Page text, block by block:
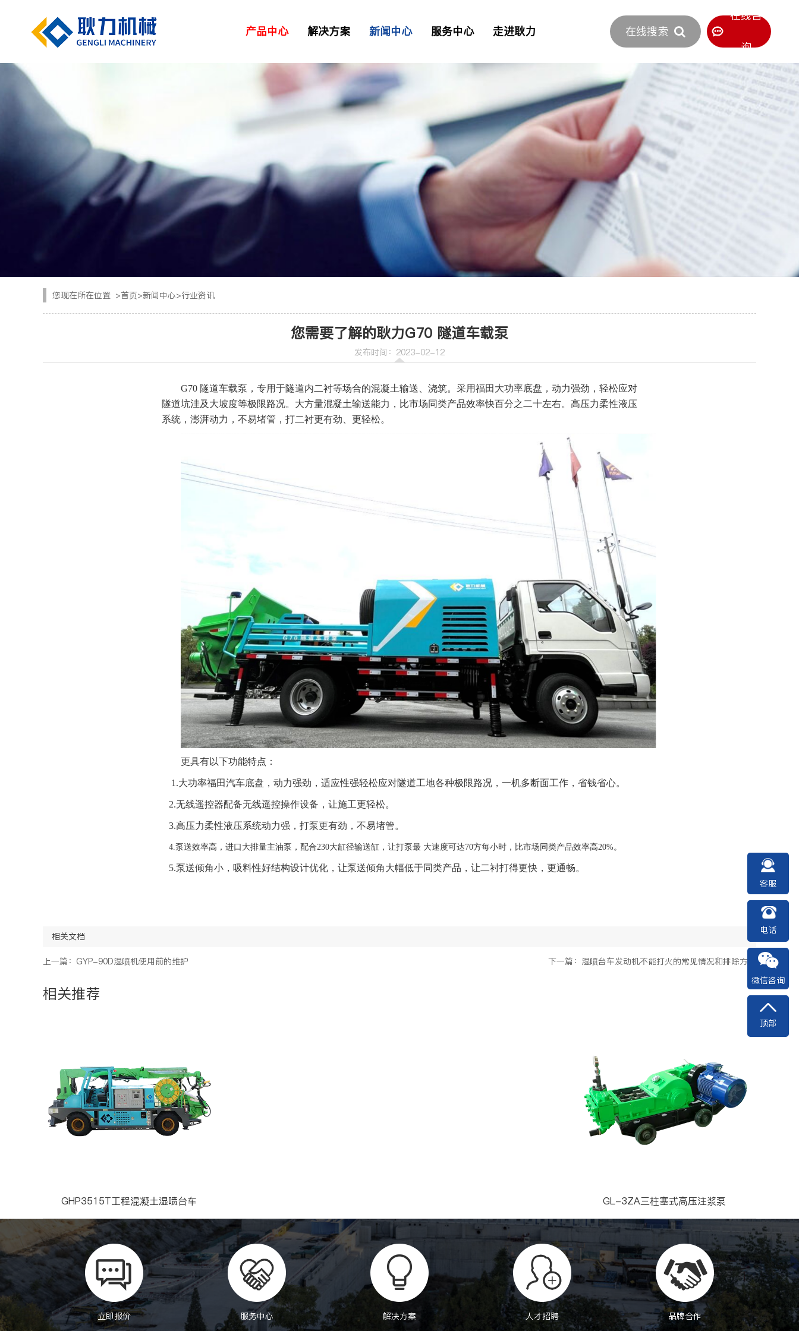
产品中心
产品设备 二衬台车 正品配件
矿用设备 UPS-20JTB混凝土喷射车
UPS-15JT矿用混凝土喷射车
SPB9-T 湿式混凝土喷射机
CYTJ76矿用掘进台车
GKF-60W矿用辅助喷射机械手
JSY-150矿用搅拌机
查看更多
湿喷设备
注浆设备
400-886-0516
解决方案
> 路桥
> 隧道
> 地下管廊
新闻中心
> 企业新闻
> 行业资讯
> 专题报道
服务中心
> 服务网络
> 常见问题
> 客户培训
> 我要报修
走进耿力
> 荣誉资质
> 工业园区
> 联系我们
在线搜索
在线咨
询
您现在所在位置 >首页>新闻中心>行业资讯
您需要了解的耿力G70 隧道车载泵
发布时间：2023-02-12
G70 隧道车载泵，专用于隧道内二衬等场合的混凝土输送、浇筑。采用福田大功率底盘，动力强劲，轻松应对
隧道坑洼及大坡度等极限路况。大方量混凝土输送能力，比市场同类产品效率快百分之二十左右。高压力柔性液压
系统，澎湃动力，不易堵管，打二衬更有劲、更轻松。
更具有以下功能特点：
1.大功率福田汽车底盘 ， 动力强劲 ， 适应性强轻松应对隧道工地各种极限路况 ， 一机多断面工作 ， 省钱省心。
2.无线遥控器配备无线遥控操作设备 ， 让施工更轻松。
3.高压力柔性液压系统动力强 ， 打泵更有劲 ， 不易堵管。
4.泵送效率高，进口大排量主油泵 ， 配合230大缸径输送缸 ， 让打泵最 大速度可达70方每小时 ， 比市场同类产品效率高20%。
5.泵送倾角小 ， 吸料性好结构设计优化 ， 让泵送倾角大幅低于同类产品 ， 让二衬打得更快 ， 更通畅。
相关文档
上一篇：GYP-90D湿喷机使用前的维护 下一篇：湿喷台车发动机不能打火的常见情况和排除方法
相关推荐
GHP3515T工程混凝土湿喷台车 GL-3ZA三柱塞式高压注浆泵
立即报价 服务中心 解决方案 人才招聘 品牌合作
客服
电话
微信咨询
顶部